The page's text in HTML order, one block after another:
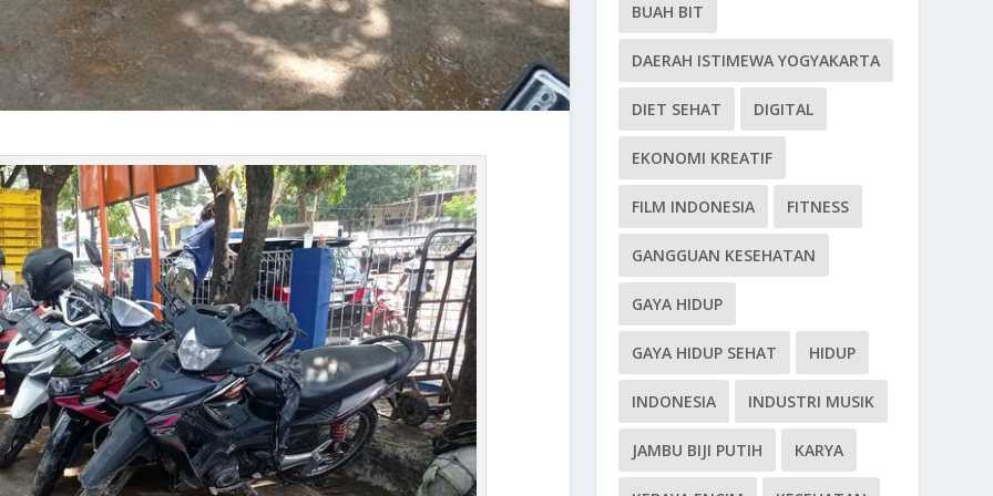
BUAH BIT
DAERAH ISTIMEWA YOGYAKARTA
DIET SEHAT DIGITAL
EKONOMI KREATIF
FILM INDONESIA FITNESS
GANGGUAN KESEHATAN
GAYA HIDUP
GAYA HIDUP SEHAT HIDUP
INDONESIA INDUSTRI MUSIK
JAMBU BIJI PUTIH KARYA